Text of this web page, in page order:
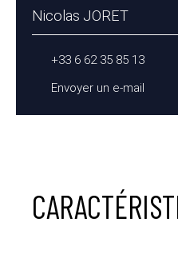
Nicolas JORET
+33 6 62 35 85 13
Envoyer un e-mail